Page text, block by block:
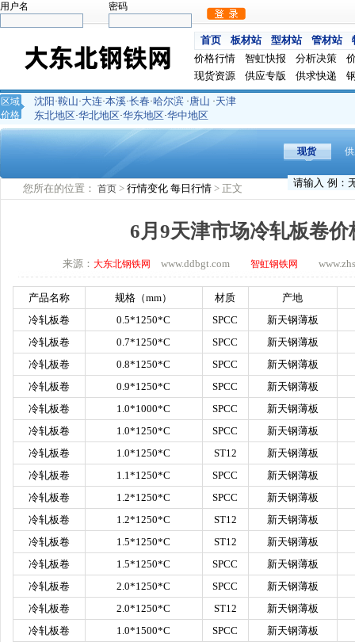
用户名 密码
首页 板材站 型材站 管材站
价格行情
智虹快报 分析决策
现货资源
供应专版 供求快递
区域
价格
沈阳 ·鞍山·大连·本溪·长春·哈尔滨 ·唐山 ·天津
东北地区·华北地区·华东地区·华中地区
现货
您所在的位置： 首页 > 行情变化 每日行情 > 正文
6月9天津市场冷轧板卷价
来源： 大东北钢铁网 www.ddbgt.com 智虹钢铁网
产品名称 规格（mm） 材质
产地
冷轧板卷
0.5*1250*C SPCC
新天钢薄板
冷轧板卷
0.7*1250*C SPCC
新天钢薄板
冷轧板卷
0.8*1250*C SPCC
新天钢薄板
冷轧板卷
0.9*1250*C SPCC
新天钢薄板
冷轧板卷
1.0*1000*C SPCC
新天钢薄板
冷轧板卷
1.0*1250*C SPCC
新天钢薄板
冷轧板卷
1.0*1250*C ST12
新天钢薄板
冷轧板卷
1.1*1250*C SPCC
新天钢薄板
冷轧板卷
1.2*1250*C SPCC
新天钢薄板
冷轧板卷
1.2*1250*C ST12
新天钢薄板
冷轧板卷
1.5*1250*C ST12
新天钢薄板
冷轧板卷
1.5*1250*C SPCC
新天钢薄板
冷轧板卷
2.0*1250*C SPCC
新天钢薄板
冷轧板卷
2.0*1250*C ST12
新天钢薄板
冷轧板卷
1.0*1500*C SPCC
新天钢薄板